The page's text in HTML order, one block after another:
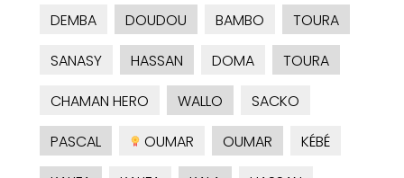
DEMBA
DOUDOU BAMBO
TOURA
SANASY
HASSAN DOMA
TOURA
CHAMAN HERO
WALLO
SACKO
PASCAL
OUMAR OUMAR
KÉBÉ